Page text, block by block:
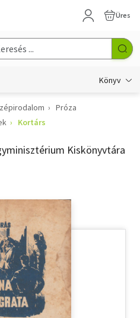
Üres
Könyv
Próza
Kortárs
Kiskönyvtára